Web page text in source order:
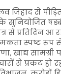
जिहाद से
के सुनियोजित
से प्रतिदिन आ
स्पष्ट रूप से
खाद्य
से प्रकट हो